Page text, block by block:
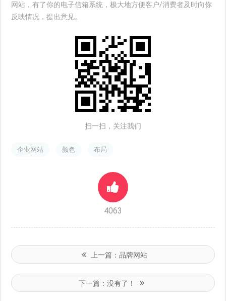
网站，有了你的电子信箱系统，极大地方便客户/消费者及时向你
反映情况，提出意见。
扫一扫，关注我们
企业网站 颜色 布局
4063
上一篇： 品牌网站
下一篇：没有了！